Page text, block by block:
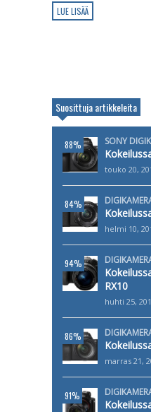
LUE LISÄÄ
Suosittuja artikkeleita
88% SONY
touko 20,
84%
helmi 10,
94%
RX10
huhti 25,
86%
marras 21,
91%